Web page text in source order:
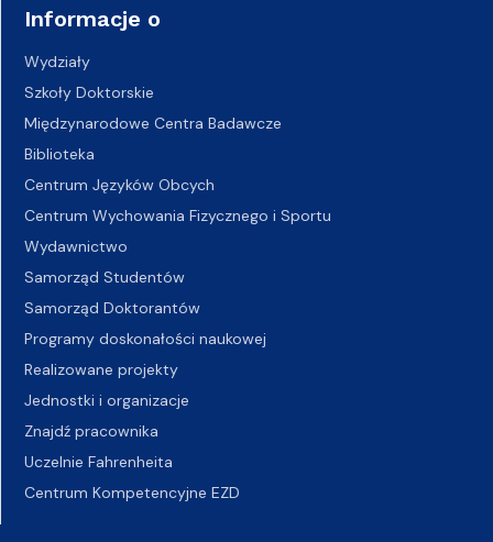
Informacje o
Wydziały
Szkoły Doktorskie
Międzynarodowe Centra Badawcze
Biblioteka
Centrum Języków Obcych
Centrum Wychowania Fizycznego i Sportu
Wydawnictwo
Samorząd Studentów
Samorząd Doktorantów
Programy doskonałości naukowej
Realizowane projekty
Jednostki i organizacje
Znajdź pracownika
Uczelnie Fahrenheita
Centrum Kompetencyjne EZD